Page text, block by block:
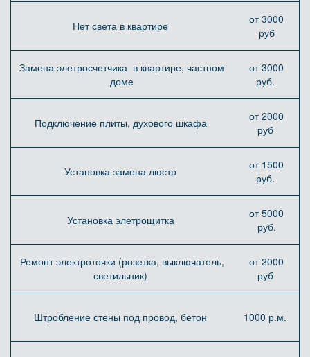
Нет света в квартире
от 3000
руб
Замена элетросчетчика в квартире, частном
доме
от 3000
руб.
Подключение плиты, духового шкафа
от 2000
руб
Установка замена люстр
от 1500
руб.
Установка элетрощитка
от 5000
руб.
Ремонт электроточки (розетка, выключатель,
светильник)
от 2000
руб
Штробление стены под провод, бетон 1000 р.м.